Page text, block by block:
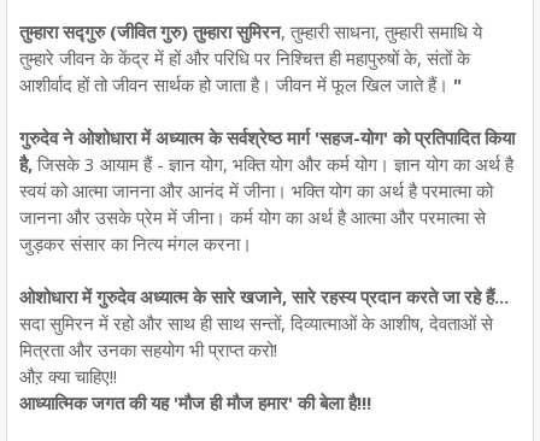
तुम्हारा सद्गुरु (जीवित गुरु) तुम्हारा सुमिरन, तुम्हारी साधना, तुम्हारी समाधि ये
तुम्हारे जीवन के केंद्र में हों और परिधि पर निश्चित्त ही महापुरुषों के, संतों के
आशीर्वाद हों तो जीवन सार्थक हो जाता है। जीवन में फूल खिल जाते हैं। "
गुरुदेव ने ओशोधारा में अध्यात्म के सर्वश्रेष्ठ मार्ग 'सहज-योग' को प्रतिपादित किया
है, जिसके 3 आयाम हैं - ज्ञान योग, भक्ति योग और कर्म योग। ज्ञान योग का अर्थ है
स्वयं को आत्मा जानना और आनंद में जीना। भक्ति योग का अर्थ है परमात्मा को
जानना और उसके प्रेम में जीना। कर्म योग का अर्थ है आत्मा और परमात्मा से
जुड़कर संसार का नित्य मंगल करना।
ओशोधारा में गुरुदेव अध्यात्म के सारे खजाने, सारे रहस्य प्रदान करते जा रहे हैं...
सदा सुमिरन में रहो और साथ ही साथ सन्तों, दिव्यात्माओं के आशीष, देवताओं से
मित्रता और उनका सहयोग भी प्राप्त करो!
औऱ क्या चाहिए!!
आध्यात्मिक जगत की यह 'मौज ही मौज हमार' की बेला है!!!